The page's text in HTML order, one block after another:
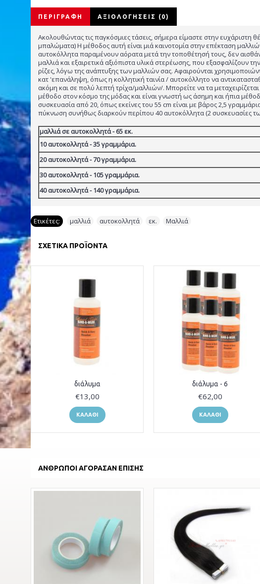
ΠΕΡΙΓΡΑΦΉ ΑΞΙΟΛΟΓΉΣΕΙΣ (0)
Ακολουθώντας τις παγκόσμιες τάσεις, σήμερα είμαστε στην
μπαλώματα) Η μέθοδος αυτή είναι μιά καινοτομία στην επέκταση
αυτοκόλλητα παραμένουν αόρατα μετά την τοποθέτησή τους, δεν
μαλλιά και εξαιρετικά αξιόπιστα υλικά στερέωσης, που εξασφαλίζουν
ρίζες, λόγω της ανάπτυξης των μαλλιών σας. Αφαιρούνται
κατ 'επανάληψη, όπως η κολλητική ταινία / αυτοκόλλητο να
ακόμη και σε πολύ λεπτή τρίχα/μαλλιών/. Μπορείτε να τα
μέθοδο στον κόσμο της μόδας και είναι γνωστή ως άσημη και ήπια
συσκευασία από 20, όπως εκείνες του 55 cm είναι με βάρος 2,5
πύκνωση συνήθως διαρκούν περίπου 40 αυτοκόλλητα (2 συσκευασίες
μαλλιά σε αυτοκολλητά - 65 εκ.
10 αυτοκολλητά -35 γραμμάρια.
20 αυτοκολλητά -70 γραμμάρια.
30 αυτοκολλητά -105 γραμμάρια.
40 αυτοκολλητά -140 γραμμάρια.
Ετικέτες: μαλλιά αυτοκολλητά εκ. Μαλλιά
ΣΧΕΤΙΚΆ ΠΡΟΪΌΝΤΑ
διάλυμα
€13,00
ΚΑΛΆΘΙ
διάλυμα - 6
€62,00
ΚΑΛΆΘΙ
ΆΝΘΡΩΠΟΙ ΑΓΌΡΑΣΑΝ ΕΠΊΣΗΣ